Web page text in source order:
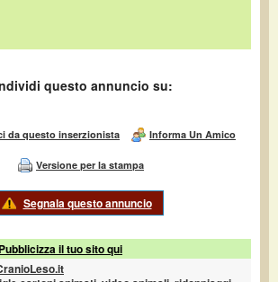
questo annuncio su:
da questo inserzionista Informa Un Amico
Versione per la stampa
Segnala questo annuncio
Pubblicizza il tuo sito qui